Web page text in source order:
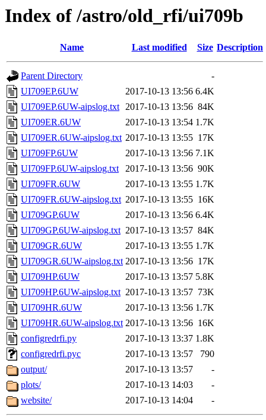
Index of /astro/old_rfi/ui709b
Name Last modified Size Description
Parent Directory
-
UI709EP.6UW
2017-10-13 13:56 6.4K
UI709EP.6UW-aipslog.txt 2017-10-13 13:56 84K
UI709ER.6UW
2017-10-13 13:54 1.7K
UI709ER.6UW-aipslog.txt 2017-10-13 13:55 17K
UI709FP.6UW
2017-10-13 13:56 7.1K
UI709FP.6UW-aipslog.txt
2017-10-13 13:56 90K
UI709FR.6UW
2017-10-13 13:55 1.7K
UI709FR.6UW-aipslog.txt 2017-10-13 13:55 16K
UI709GP.6UW
2017-10-13 13:56 6.4K
UI709GP.6UW-aipslog.txt 2017-10-13 13:57 84K
UI709GR.6UW
2017-10-13 13:55 1.7K
UI709GR.6UW-aipslog.txt 2017-10-13 13:56 17K
UI709HP.6UW
2017-10-13 13:57 5.8K
UI709HP.6UW-aipslog.txt 2017-10-13 13:57 73K
UI709HR.6UW
2017-10-13 13:56 1.7K
UI709HR.6UW-aipslog.txt 2017-10-13 13:56 16K
configredrfi.py
2017-10-13 13:37 1.8K
configredrfi.pyc
2017-10-13 13:57
790
output/
2017-10-13 13:57
-
plots/
2017-10-13 14:03
-
website/
2017-10-13 14:04 -